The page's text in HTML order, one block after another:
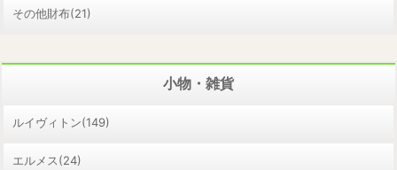
その他財布(21)
小物・雑貨
ルイヴィトン(149)
エルメス(24)